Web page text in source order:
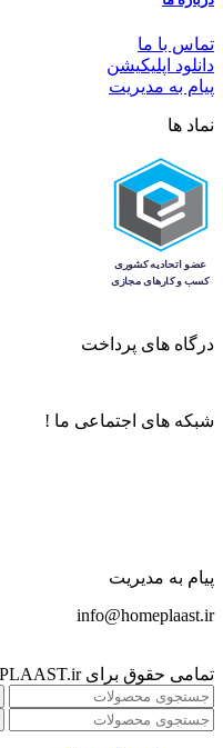
تماس با ما
دانلود اپلیکیشن
پیام به مدیریت
نماد ها
درگاه های پرداخت
شبکه های اجتماعی ما !
پیام به مدیریت
info@homeplaast.ir
تمامی حقوق برای HOMEPLAAST.ir محفوظ است.